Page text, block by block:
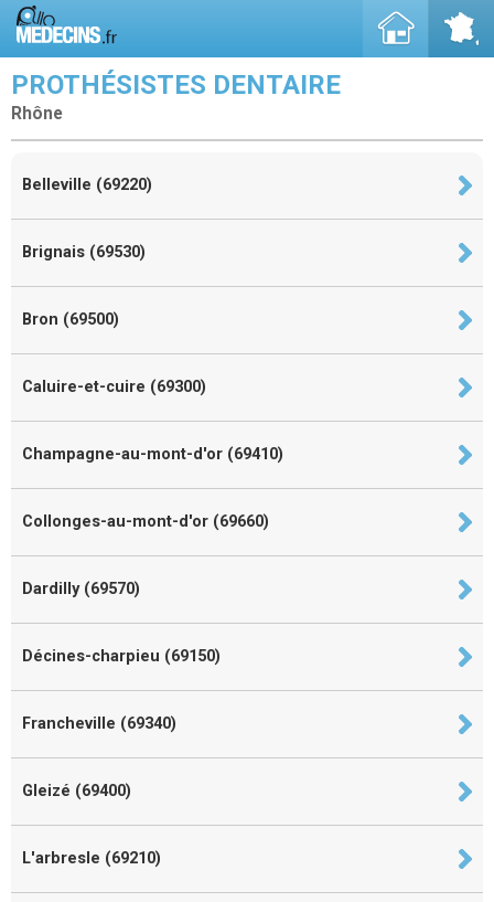
PROTHÉSISTES DENTAIRE
Rhône
Belleville (69220)
Brignais (69530)
Bron (69500)
Caluire-et-cuire (69300)
Champagne-au-mont-d'or (69410)
Collonges-au-mont-d'or (69660)
Dardilly (69570)
Décines-charpieu (69150)
Francheville (69340)
Gleizé (69400)
L'arbresle (69210)